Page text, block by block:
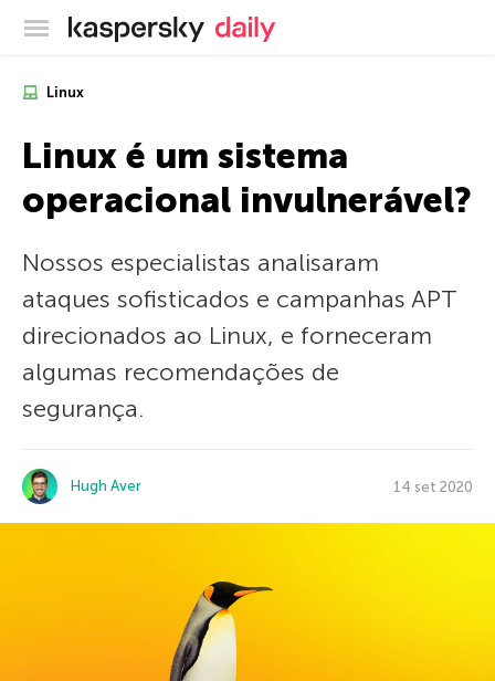
Blog oficial da Kaspersky
Linux
Linux é um sistema
operacional invulnerável?
Nossos especialistas analisaram
ataques sofisticados e campanhas APT
direcionados ao Linux, e forneceram
algumas recomendações de
segurança.
Hugh Aver 14 set 2020